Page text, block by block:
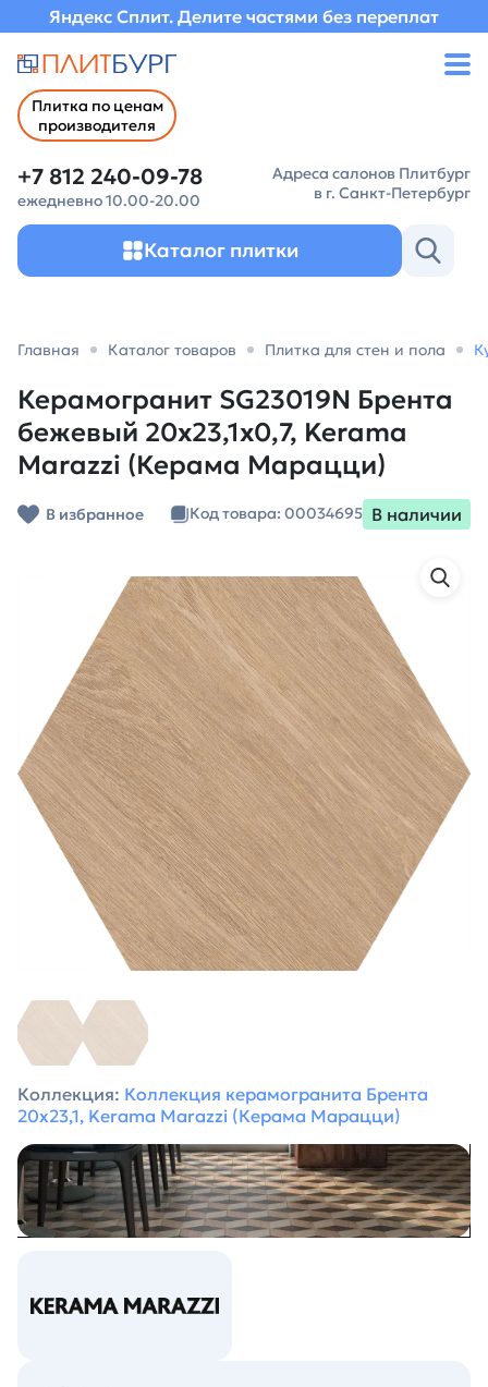
Яндекс Сплит. Делите частями без переплат
Плитка по ценам
производителя
+7 812 240-09-78
ежедневно 10.00-20.00
Адреса салонов Плитбург
в г. Санкт-Петербург
Каталог плитки
Главная Каталог товаров Плитка для стен и пола
Керамогранит SG23019N Брента
бежевый 20x23,1x0,7, Kerama
Marazzi (Керама Марацци)
В избранное Код товара: 00034695 В наличии
Коллекция: Коллекция керамогранита Брента
20х23,1, Kerama Marazzi (Керама Марацци)